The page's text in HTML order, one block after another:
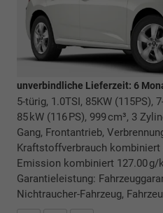
unverbindliche Lieferzeit: 6
5-türig, 1.0TSI, 85KW (115PS),
85 kW (116 PS), 999 cm³, 3
Gang, Frontantrieb,
Kraftstoffverbrauch kombiniert
Emission kombiniert 127.00 g/
Garantieleistung:
Nichtraucher-Fahrzeug,